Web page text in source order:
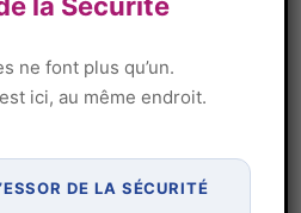
artificielle »
d’ombre, ses limites,
éléments
des
ne font plus qu’un.
ici, au même endroit.
DE LA SÉCURITÉ